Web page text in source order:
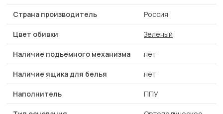
Страна производитель Россия
Цвет обивки Зеленый
Наличие подъемного механизма нет
Наличие ящика для белья нет
Наполнитель ППУ